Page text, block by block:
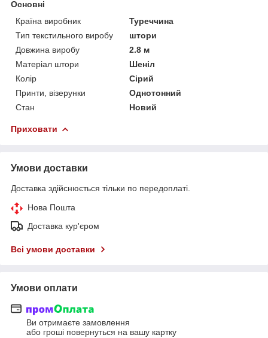
Основні
Країна виробник
Туреччина
Тип текстильного виробу
штори
Довжина виробу
2.8 м
Матеріал штори
Шеніл
Колір
Сірий
Принти, візерунки
Однотонний
Стан
Новий
Приховати
Умови доставки
Доставка здійснюється тільки по передоплаті.
Нова Пошта
Доставка кур'єром
Всі умови доставки
Умови оплати
Ви отримаєте замовлення
або гроші повернуться на вашу картку